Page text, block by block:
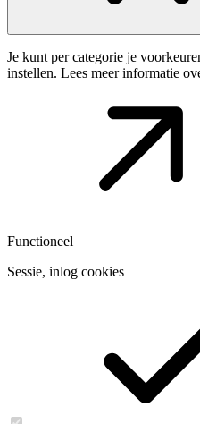
Je kunt per categorie je
instellen. Lees meer informatie
Functioneel
Sessie, inlog cookies